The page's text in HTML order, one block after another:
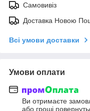
Самовивіз
Доставка Новою
Всі умови доставки
Умови оплати
Ви отримаєте
або гроші